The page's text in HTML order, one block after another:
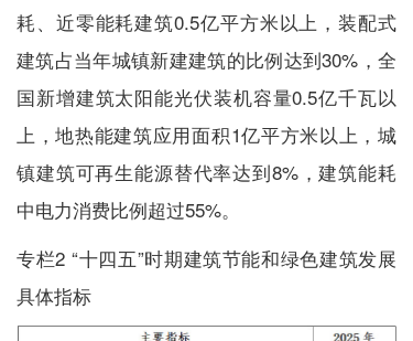
耗、近零能耗建筑0.5亿平方米以上，装配式
建筑占当年城镇新建建筑的比例达到30%，全
国新增建筑太阳能光伏装机容量0.5亿千瓦以
上，地热能建筑应用面积1亿平方米以上，城
镇建筑可再生能源替代率达到8%，建筑能耗
中电力消费比例超过55%。
专栏2 “十四五”时期建筑节能和绿色建筑发展
具体指标